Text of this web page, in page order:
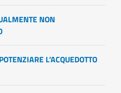
NON
L’ACQUEDOTTO